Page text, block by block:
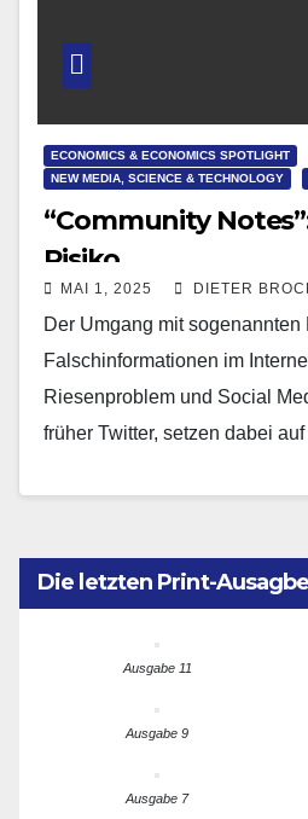
ECONOMICS & ECONOMICS SPOTLIGHT
NEW MEDIA, SCIENCE & TECHNOLOGY
“Community
Risiko
MAI 1, 2025 DIETER
Der Umgang mit sogenannten
Falschinformationen im
Riesenproblem und Social
früher Twitter, setzen dabei auf
Die letzten Print-
Ausgabe 11
Ausgabe 9
Ausgabe 7